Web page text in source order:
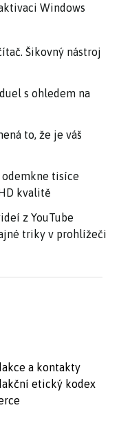
Windows
Šikovný nástroj
s ohledem na
to, že je váš
odemkne tisíce
kvalitě
z YouTube
triky v prohlížeči
a kontakty
etický kodex